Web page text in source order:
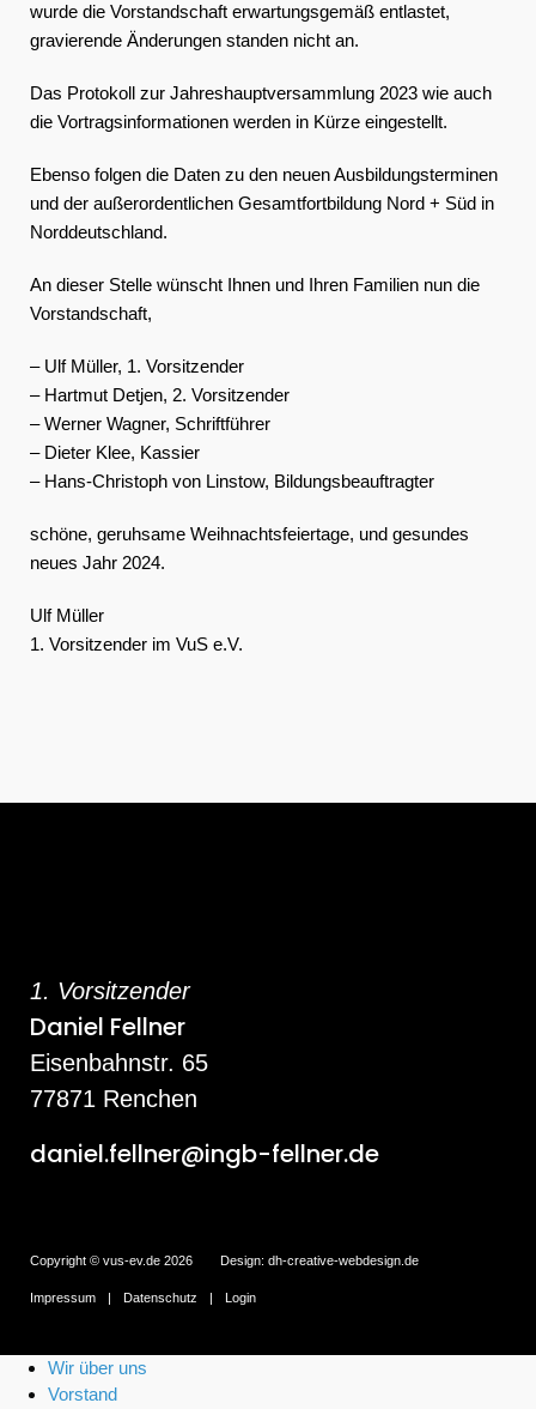
wurde die Vorstandschaft erwartungsgemäß entlastet,
gravierende Änderungen standen nicht an.
Das Protokoll zur Jahreshauptversammlung 2023 wie auch
die Vortragsinformationen werden in Kürze eingestellt.
Ebenso folgen die Daten zu den neuen Ausbildungsterminen
und der außerordentlichen Gesamtfortbildung Nord + Süd in
Norddeutschland.
An dieser Stelle wünscht Ihnen und Ihren Familien nun die
Vorstandschaft,
– Ulf Müller, 1. Vorsitzender
– Hartmut Detjen, 2. Vorsitzender
– Werner Wagner, Schriftführer
– Dieter Klee, Kassier
– Hans-Christoph von Linstow, Bildungsbeauftragter
schöne, geruhsame Weihnachtsfeiertage, und gesundes
neues Jahr 2024.
Ulf Müller
1. Vorsitzender im VuS e.V.
1. Vorsitzender
Daniel Fellner
Eisenbahnstr. 65
77871 Renchen
daniel.fellner@ingb-fellner.de
Copyright © vus-ev.de 2026 Design: dh-creative-webdesign.de
Impressum Datenschutz Login
Wir über uns
Vorstand